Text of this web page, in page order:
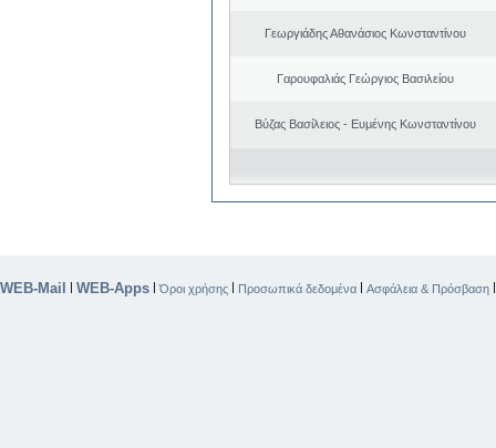
Γεωργιάδης Αθανάσιος Κωνσταντίνου
Γαρουφαλιάς Γεώργιος Βασιλείου
Βύζας Βασίλειος - Ευμένης Κωνσταντίνου
WEB-Mail | WEB-Apps |Όροι χρήσης | Προσωπικά δεδομένα | Ασφάλεια & Πρόσβαση